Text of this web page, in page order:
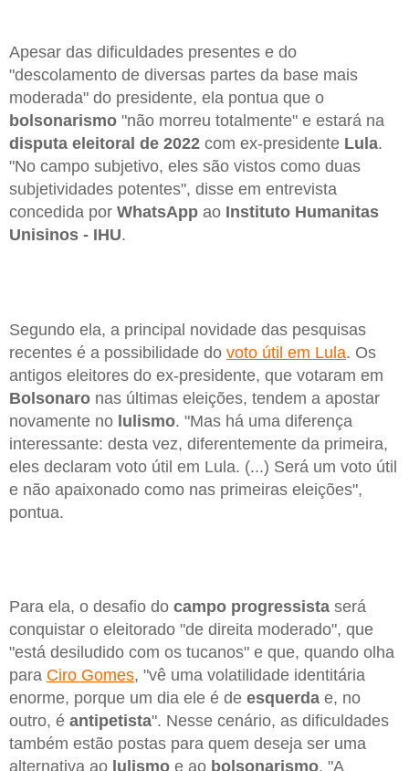
Apesar das dificuldades presentes e do
"descolamento de diversas partes da base mais
moderada" do presidente, ela pontua que o
bolsonarismo "não morreu totalmente" e estará na
disputa eleitoral de 2022 com ex-presidente Lula.
"No campo subjetivo, eles são vistos como duas
subjetividades potentes", disse em entrevista
concedida por WhatsApp ao Instituto Humanitas
Unisinos - IHU.
Segundo ela, a principal novidade das pesquisas
recentes é a possibilidade do voto útil em Lula. Os
antigos eleitores do ex-presidente, que votaram em
Bolsonaro nas últimas eleições, tendem a apostar
novamente no lulismo. "Mas há uma diferença
interessante: desta vez, diferentemente da primeira,
eles declaram voto útil em Lula. (...) Será um voto útil
e não apaixonado como nas primeiras eleições",
pontua.
Para ela, o desafio do campo progressista será
conquistar o eleitorado "de direita moderado", que
"está desiludido com os tucanos" e que, quando olha
para Ciro Gomes, "vê uma volatilidade identitária
enorme, porque um dia ele é de esquerda e, no
outro, é antipetista". Nesse cenário, as dificuldades
também estão postas para quem deseja ser uma
alternativa ao lulismo e ao bolsonarismo. "A